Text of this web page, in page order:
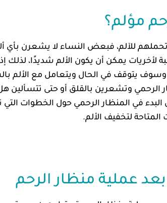
مؤلم؟
للآلم، فبعض النساء لا يشعرن بأي
لأخريات يمكن أن يكون الألم شديدًا،
وسوف يتوقف في الحال ويتعامل مع الألم
الرحمي وتشعرين بالقلق أو حتى تتسألين
في المنظار الرحمي حول الخطوات
لتخفيف الألم.
بعد عملية منظار الرحم